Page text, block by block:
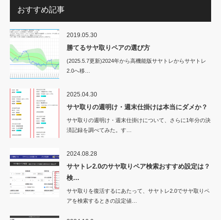
おすすめ記事
2019.05.30
勝てるサヤ取りペアの選び方
(2025.5.7更新)2024年から高機能版サヤトレからサヤトレ
2.0へ移…
2025.04.30
サヤ取りの週明け・週末仕掛けは本当にダメか？
サヤ取りの週明け・週末仕掛けについて、さらに1年分の決
済記録を調べてみた。す…
2024.08.28
サヤトレ2.0のサヤ取りペア検索おすすめ設定は？
検…
サヤ取りを復活するにあたって、サヤトレ2.0でサヤ取りペ
アを検索するときの設定値…